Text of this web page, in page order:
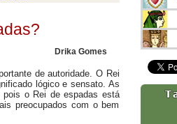
Drika Gomes
de autoridade. O Rei
lógico e sensato. As
pois o Rei de espadas está
preocupados com o bem